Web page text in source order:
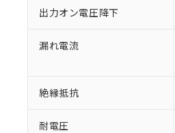
出力オン電圧降下
漏れ電流
絶縁抵抗
耐電圧